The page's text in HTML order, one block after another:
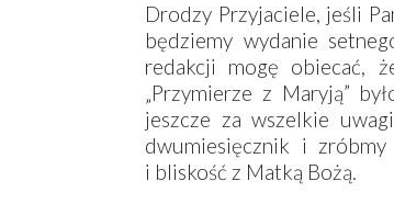
Drodzy Przyjaciele, jeśli
będziemy wydanie
redakcji mogę obiecać,
„Przymierze z Maryją”
jeszcze za wszelkie
dwumiesięcznik i
i bliskość z Matką Bożą.